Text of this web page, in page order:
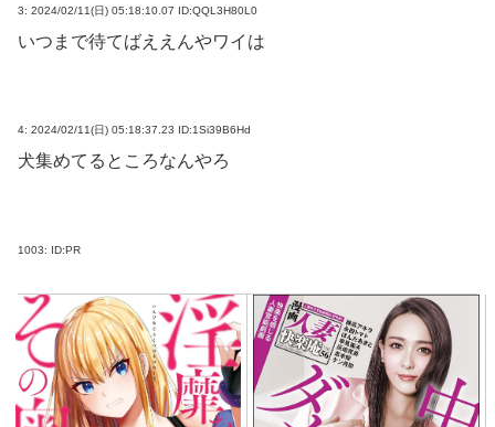
3: 2024/02/11(日) 05:18:10.07 ID:QQL3H80L0
いつまで待てばええんやワイは
4: 2024/02/11(日) 05:18:37.23 ID:1Si39B6Hd
犬集めてるところなんやろ
1003: ID:PR